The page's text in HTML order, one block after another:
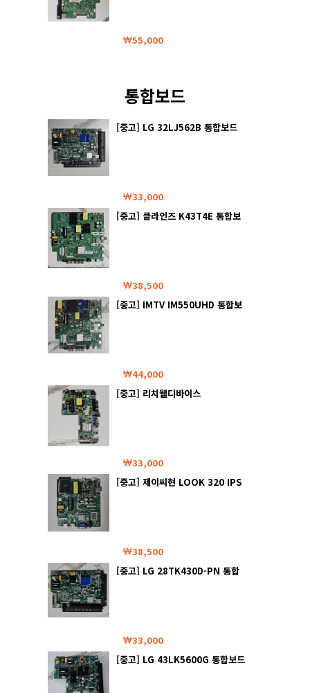
55,000
통합보드
[중고] LG 32LJ562B 통합보드
33,000
[중고] 클라인즈 K43T4E 통합보
38,500
[중고] IMTV IM550UHD 통합보
44,000
[중고] 리치웰디바이스
33,000
[중고] 제이씨현 LOOK 320 IPS
38,500
[중고] LG 28TK430D-PN 통합
33,000
[중고] LG 43LK5600G 통합보드